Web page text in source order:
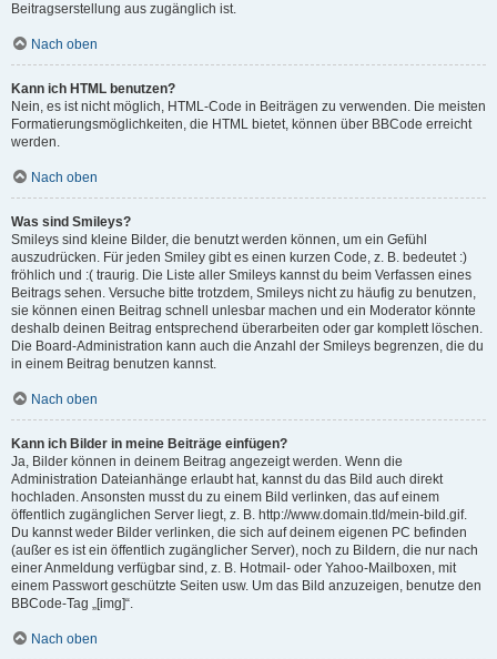
Beitragserstellung aus zugänglich ist.
Nach oben
Kann ich HTML benutzen?
Nein, es ist nicht möglich, HTML-Code in Beiträgen zu verwenden. Die meisten
Formatierungsmöglichkeiten, die HTML bietet, können über BBCode erreicht
werden.
Nach oben
Was sind Smileys?
Smileys sind kleine Bilder, die benutzt werden können, um ein Gefühl
auszudrücken. Für jeden Smiley gibt es einen kurzen Code, z. B. bedeutet :)
fröhlich und :( traurig. Die Liste aller Smileys kannst du beim Verfassen eines
Beitrags sehen. Versuche bitte trotzdem, Smileys nicht zu häufig zu benutzen,
sie können einen Beitrag schnell unlesbar machen und ein Moderator könnte
deshalb deinen Beitrag entsprechend überarbeiten oder gar komplett löschen.
Die Board-Administration kann auch die Anzahl der Smileys begrenzen, die du
in einem Beitrag benutzen kannst.
Nach oben
Kann ich Bilder in meine Beiträge einfügen?
Ja, Bilder können in deinem Beitrag angezeigt werden. Wenn die
Administration Dateianhänge erlaubt hat, kannst du das Bild auch direkt
hochladen. Ansonsten musst du zu einem Bild verlinken, das auf einem
öffentlich zugänglichen Server liegt, z. B. http://www.domain.tld/mein-bild.gif.
Du kannst weder Bilder verlinken, die sich auf deinem eigenen PC befinden
(außer es ist ein öffentlich zugänglicher Server), noch zu Bildern, die nur nach
einer Anmeldung verfügbar sind, z. B. Hotmail- oder Yahoo-Mailboxen, mit
einem Passwort geschützte Seiten usw. Um das Bild anzuzeigen, benutze den
BBCode-Tag „[img]“.
Nach oben